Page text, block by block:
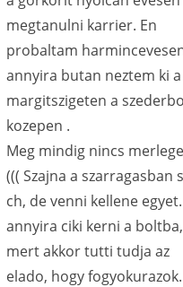
megtanulni karrier. En
probaltam
annyira butan neztem ki a
margitszigeten a
kozepen .
Meg mindig nincs
((( Szajna a szarragasban
ch, de venni kellene
annyira ciki kerni a boltba,
mert akkor tutti tudja az
elado, hogy